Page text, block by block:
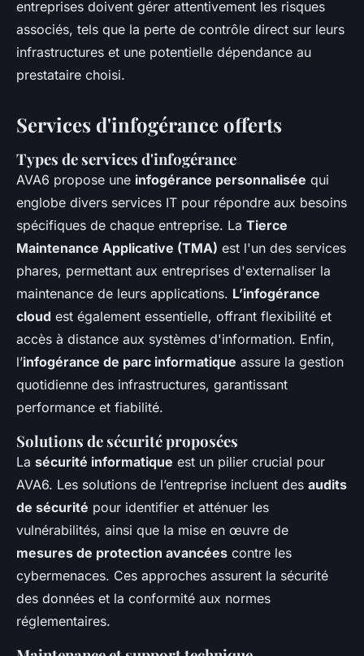
entreprises doivent gérer attentivement les risques
associés, tels que la perte de contrôle direct sur leurs
infrastructures et une potentielle dépendance au
prestataire choisi.
Services d'infogérance offerts
Types de services d'infogérance
AVA6 propose une infogérance personnalisée qui
englobe divers services IT pour répondre aux besoins
spécifiques de chaque entreprise. La Tierce
Maintenance Applicative (TMA) est l'un des services
phares, permettant aux entreprises d'externaliser la
maintenance de leurs applications. L’infogérance
cloud est également essentielle, offrant flexibilité et
accès à distance aux systèmes d'information. Enfin,
l’infogérance de parc informatique assure la gestion
quotidienne des infrastructures, garantissant
performance et fiabilité.
Solutions de sécurité proposées
La sécurité informatique est un pilier crucial pour
AVA6. Les solutions de l’entreprise incluent des audits
de sécurité pour identifier et atténuer les
vulnérabilités, ainsi que la mise en œuvre de
mesures de protection avancées contre les
cybermenaces. Ces approches assurent la sécurité
des données et la conformité aux normes
réglementaires.